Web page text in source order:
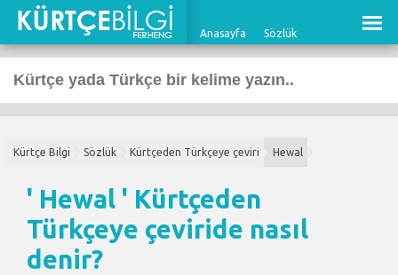
Anasayfa Sözlük
Kürtçe Bilgi Sözlük Kürtçeden Türkçeye çeviri Hewal
' Hewal ' Kürtçeden
Türkçeye çeviride nasıl
denir?